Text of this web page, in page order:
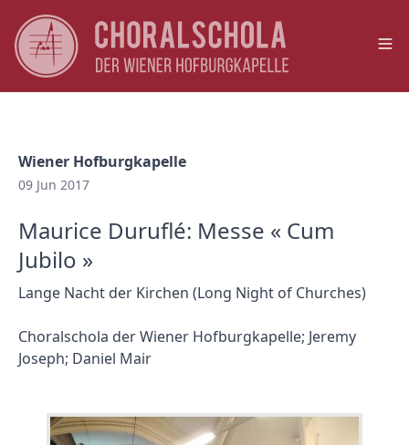
Wiener Hofburgkapelle
09 Jun 2017
Maurice Duruflé: Messe « Cum
Jubilo »
Lange Nacht der Kirchen (Long Night of Churches)
Choralschola der Wiener Hofburgkapelle; Jeremy
Joseph; Daniel Mair